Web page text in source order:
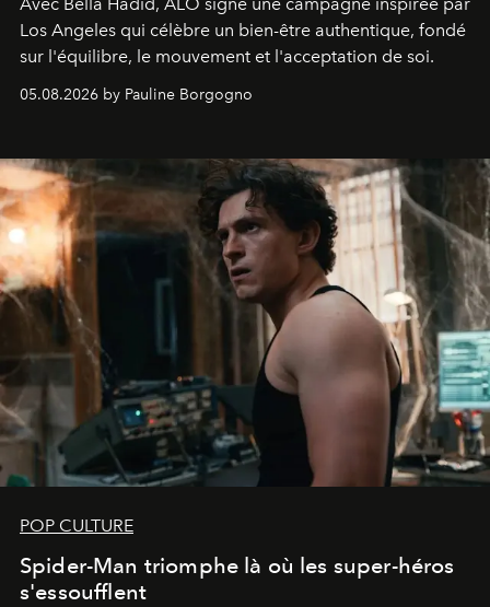
Los Angeles qui célèbre un bien-être authentique, fondé
sur l'équilibre, le mouvement et l'acceptation de soi.
05.08.2026 by Pauline Borgogno
POP CULTURE
Spider-Man triomphe là où les super-héros
s'essoufflent